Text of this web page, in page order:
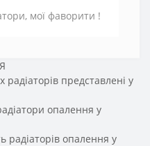
мої фаворити !
представлені у
опалення у
радіаторів опалення у